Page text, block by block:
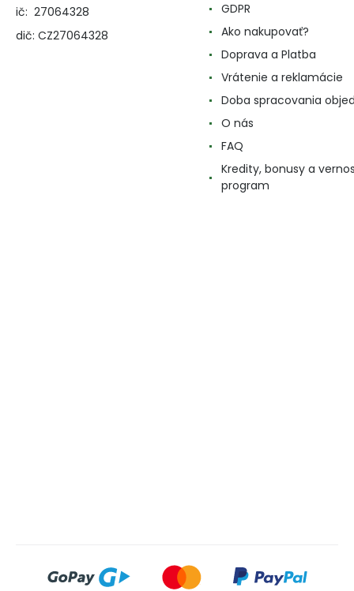
ič: 27064328
dič: CZ27064328
GDPR
Ako nakupovať?
Doprava a Platba
Vrátenie a reklamácie
Doba spracovania
O nás
FAQ
Kredity, bonusy a
program